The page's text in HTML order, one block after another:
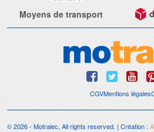
Moyens de transport
CGVMentions légales
© 2026 - Motralec, All rights reserved. | Création :